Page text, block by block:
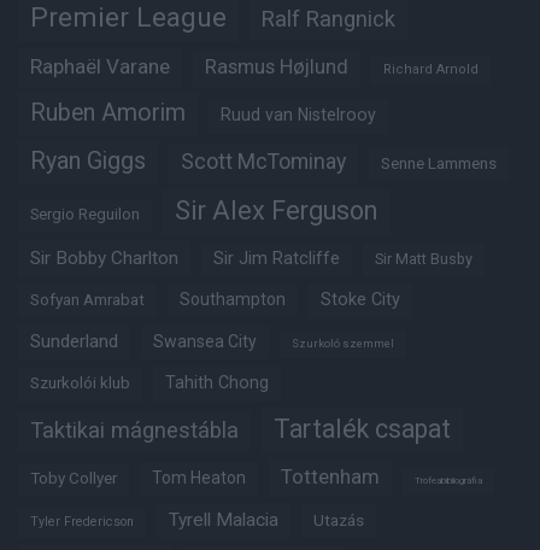
Premier League Ralf Rangnick
Raphaël Varane Rasmus Højlund Richard Arnold
Ruben Amorim Ruud van Nistelrooy
Ryan Giggs Scott McTominay Senne Lammens
Sergio Reguilon Sir Alex Ferguson
Sir Bobby Charlton Sir Jim Ratcliffe Sir Matt Busby
Sofyan Amrabat Southampton Stoke City
Sunderland Swansea City Szurkoló szemmel
Szurkolói klub Tahith Chong
Taktikai mágnestábla Tartalék csapat
Toby Collyer Tom Heaton Tottenham Trófeabibliográfia
Tyler Fredericson Tyrell Malacia Utazás